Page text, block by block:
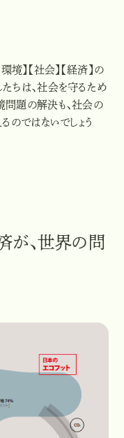
】【社会】【経済】の
ちは、社会を守るため
題の解決も、社会の
のではないでしょう
が、世界の問